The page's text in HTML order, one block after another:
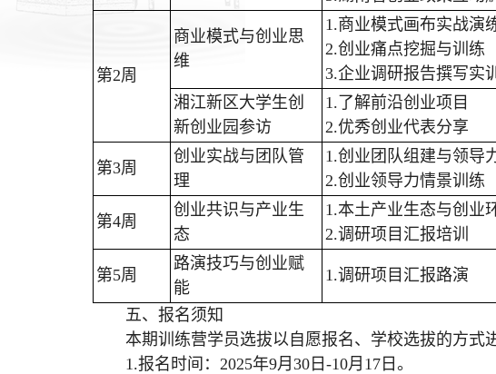
第2周
商业模式与创业思
维
1.商业模式画布实战演
2.创业痛点挖掘与训练
3.企业调研报告撰写实训
湘江新区大学生创
新创业园参访
1.了解前沿创业项目
2.优秀创业代表分享
第3周
创业实战与团队管
理
1.创业团队组建与领导
2.创业领导力情景训练
第4周
创业共识与产业生
态
1.本土产业生态与创业
2.调研项目汇报培训
第5周
路演技巧与创业赋
能
1.调研项目汇报路演
五、报名须知
本期训练营学员选拔以自愿报名、学校选拔的方式
1.报名时间：2025年9月30日-10月17日。